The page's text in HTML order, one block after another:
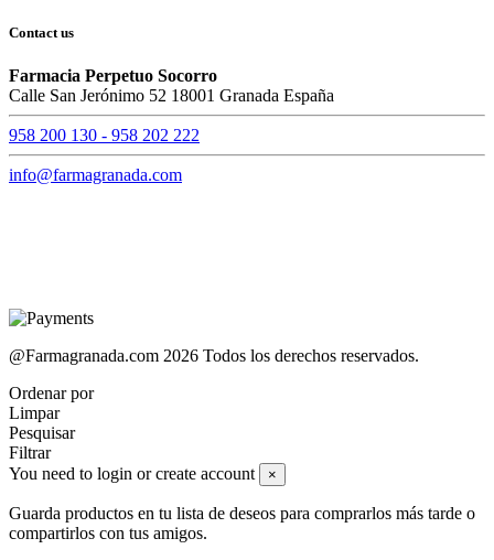
Contact us
Farmacia Perpetuo Socorro
Calle San Jerónimo 52 18001 Granada España
958 200 130 - 958 202 222
info@farmagranada.com
@Farmagranada.com 2026 Todos los derechos reservados.
Ordenar por
Limpar
Pesquisar
Filtrar
You need to login or create account
×
Guarda productos en tu lista de deseos para comprarlos más tarde o
compartirlos con tus amigos.